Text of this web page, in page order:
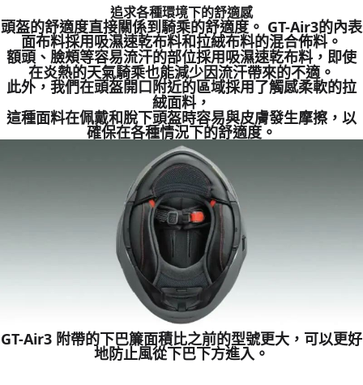
追求各種環境下的舒適感
頭盔的舒適度直接關係到騎乘的舒適度。 GT-Air3的內表
面布料採用吸濕速乾布料和拉絨布料的混合佈料。
額頭、臉頰等容易流汗的部位採用吸濕速乾布料，即使
在炎熱的天氣騎乘也能減少因流汗帶來的不適。
此外，我們在頭盔開口附近的區域採用了觸感柔軟的拉
絨面料，
這種面料在佩戴和脫下頭盔時容易與皮膚發生摩擦，以
確保在各種情況下的舒適度。
GT-Air3 附帶的下巴簾面積比之前的型號更大，可以更好
地防止風從下巴下方進入。